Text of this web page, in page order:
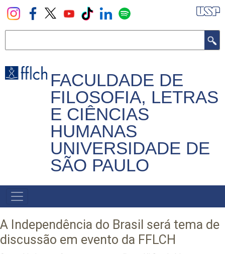
Pular
para
principal
FACULDADE DE
FILOSOFIA, LETRAS
E CIÊNCIAS
HUMANAS
UNIVERSIDADE DE
SÃO PAULO
NAVEGADOR
PRINCIPAL
A Independência do Brasil será tema de
discussão em evento da FFLCH